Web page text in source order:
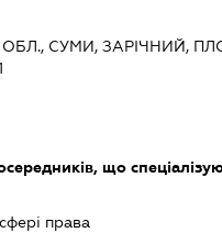
СУМИ, ЗАРІЧНИЙ,
що
права